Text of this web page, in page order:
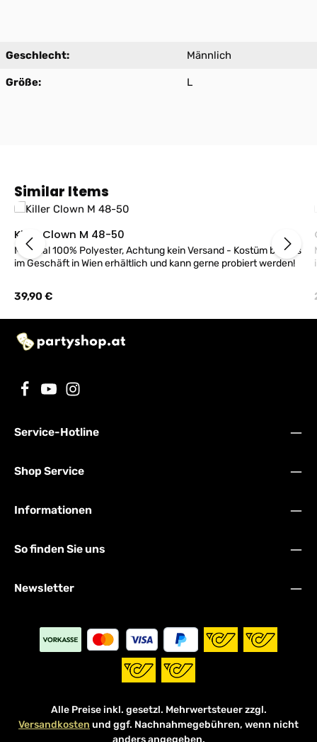
Geschlecht: Männlich
Größe: L
Produktgalerie überspringen
Similar Items
Killer Clown M 48-50
Material 100% Polyester, Achtung kein Versand - Kostüm bei uns
im Geschäft in Wien erhältlich und kann gerne probiert werden!
Regulärer Preis:
39,90 €
Service-Hotline
Shop Service
Informationen
So finden Sie uns
Newsletter
Alle Preise inkl. gesetzl. Mehrwertsteuer zzgl.
Versandkosten und ggf. Nachnahmegebühren, wenn nicht
anders angegeben.